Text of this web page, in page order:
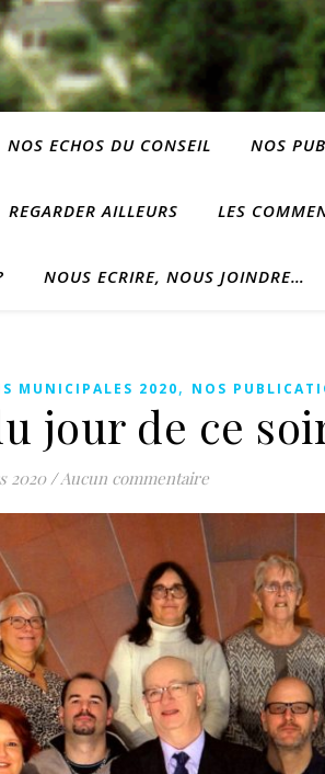
NOS ECHOS DU CONSEIL NOS
REGARDER AILLEURS LES
NOUS ECRIRE, NOUS JOINDRE…
MUNICIPALES 2020, NOS
jour de ce
2020 /Aucun commentaire